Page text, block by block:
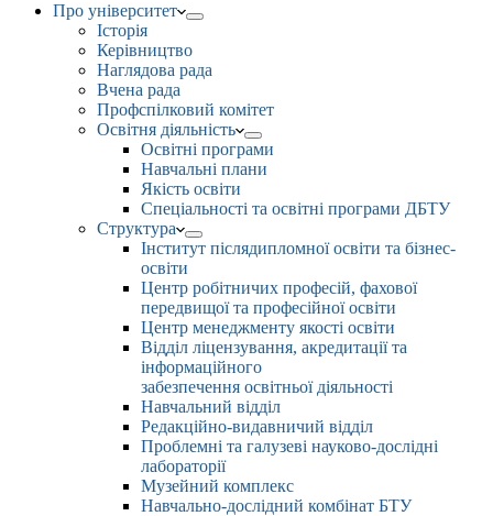
Про університет
Історія
Керівництво
Наглядова рада
Вчена рада
Профспілковий комітет
Освітня діяльність
Освітні програми
Навчальні плани
Якість освіти
Спеціальності та освітні програми ДБТУ
Структура
Інститут післядипломної освіти та бізнес-
освіти
Центр робітничих професій, фахової
передвищої та професійної освіти
Центр менеджменту якості освіти
Відділ ліцензування, акредитації та
інформаційного
забезпечення освітньої діяльності
Навчальний відділ
Редакційно-видавничий відділ
Проблемні та галузеві науково-дослідні
лабораторії
Музейний комплекс
Навчально-дослідний комбінат БТУ